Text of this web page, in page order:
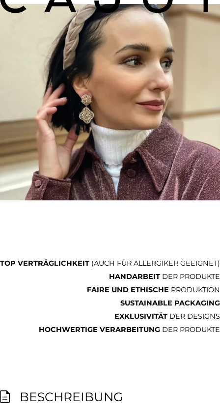
TOP VERTRÄGLICHKEIT (AUCH FÜR ALLERGIKER GEEIGNET)
HANDARBEIT DER PRODUKTE
FAIRE UND ETHISCHE PRODUKTION
SUSTAINABLE PACKAGING
EXKLUSIVITÄT DER DESIGNS
HOCHWERTIGE VERARBEITUNG DER PRODUKTE
BESCHREIBUNG